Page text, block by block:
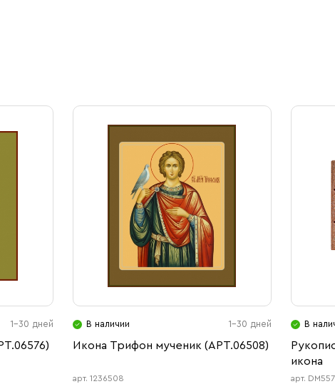
1-30 дней В наличии 1-30 дней
Икона Трифон мученик (АРТ.06508)
арт. 1236508
В
икона
арт.